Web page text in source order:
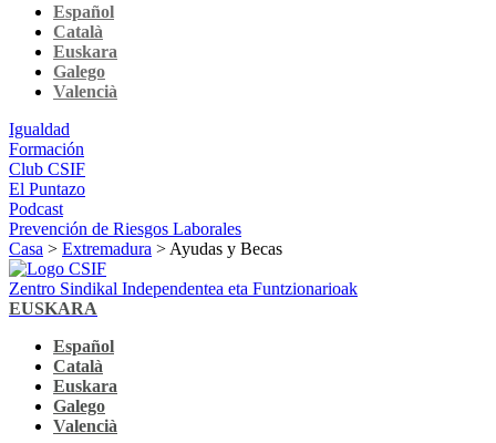
Español
Català
Euskara
Galego
Valencià
Igualdad
Formación
Club CSIF
El Puntazo
Podcast
Prevención de Riesgos Laborales
Casa > Extremadura > Ayudas y Becas
Zentro Sindikal Independentea eta Funtzionarioak
EUSKARA
Español
Català
Euskara
Galego
Valencià